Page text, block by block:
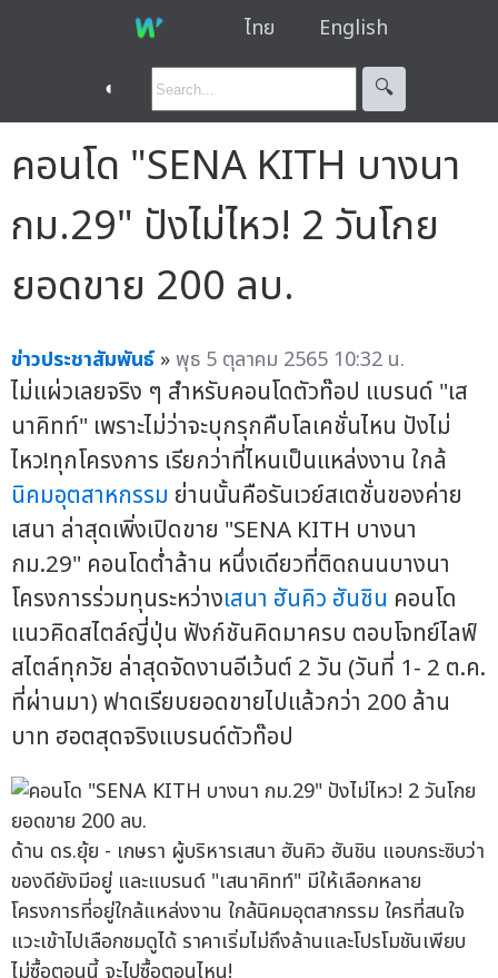
ไทย English
◐ 🔍︎
คอนโด "SENA KITH บางนา
กม.29" ปังไม่ไหว! 2 วันโกย
ยอดขาย 200 ลบ.
ข่าวประชาสัมพันธ์ »พุธ 5 ตุลาคม 2565 10:32 น.
ไม่แผ่วเลยจริง ๆ สำหรับคอนโดตัวท๊อป แบรนด์ "เส
นาคิทท์" เพราะไม่ว่าจะบุกรุกคืบโลเคชั่นไหน ปังไม่
ไหว!ทุกโครงการ เรียกว่าที่ไหนเป็นแหล่งงาน ใกล้
นิคมอุตสาหกรรม ย่านนั้นคือรันเวย์สเตชั่นของค่าย
เสนา ล่าสุดเพิ่งเปิดขาย "SENA KITH บางนา
กม.29" คอนโดต่ำล้าน หนึ่งเดียวที่ติดถนนบางนา
โครงการร่วมทุนระหว่างเสนา ฮันคิว ฮันชิน คอนโด
แนวคิดสไตล์ญี่ปุ่น ฟังก์ชันคิดมาครบ ตอบโจทย์ไลฟ์
สไตล์ทุกวัย ล่าสุดจัดงานอีเว้นต์ 2 วัน (วันที่ 1- 2 ต.ค.
ที่ผ่านมา) ฟาดเรียบยอดขายไปแล้วกว่า 200 ล้าน
บาท ฮอตสุดจริงแบรนด์ตัวท๊อป
ด้าน ดร.ยุ้ย - เกษรา ผู้บริหารเสนา ฮันคิว ฮันชิน แอบกระซิบว่า
ของดียังมีอยู่ และแบรนด์ "เสนาคิทท์" มีให้เลือกหลาย
โครงการที่อยู่ใกล้แหล่งงาน ใกล้นิคมอุตสากรรม ใครที่สนใจ
แวะเข้าไปเลือกชมดูได้ ราคาเริ่มไม่ถึงล้านและโปรโมชันเพียบ